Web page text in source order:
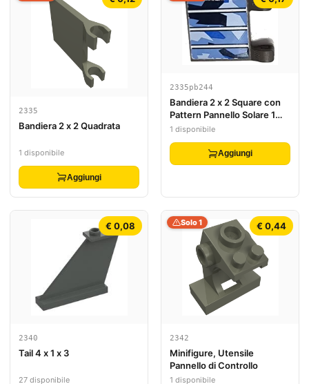
2335
Bandiera 2 x 2 Quadrata
1 disponibile
Aggiungi
2335pb244
Bandiera 2 x 2 Square con
Pattern Pannello Solare 1
(Adesivo) - Set 7469
1 disponibile
Aggiungi
€ 0,08
2340
Tail 4 x 1 x 3
27 disponibile
€ 0,44
Solo 1
2342
Minifigure, Utensile
Pannello di Controllo
1 disponibile